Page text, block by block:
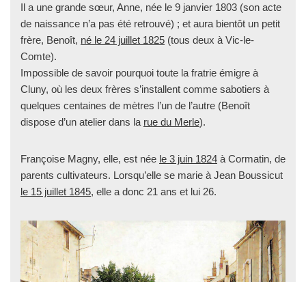
Il a une grande sœur, Anne, née le 9 janvier 1803 (son acte
de naissance n’a pas été retrouvé) ; et aura bientôt un petit
frère, Benoît, né le 24 juillet 1825 (tous deux à Vic-le-
Comte).
Impossible de savoir pourquoi toute la fratrie émigre à
Cluny, où les deux frères s’installent comme sabotiers à
quelques centaines de mètres l’un de l’autre (Benoît
dispose d’un atelier dans la rue du Merle).
Françoise Magny, elle, est née le 3 juin 1824 à Cormatin, de
parents cultivateurs. Lorsqu’elle se marie à Jean Boussicut
le 15 juillet 1845, elle a donc 21 ans et lui 26.